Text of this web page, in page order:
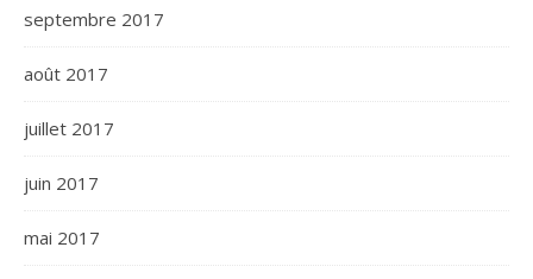
septembre 2017
août 2017
juillet 2017
juin 2017
mai 2017